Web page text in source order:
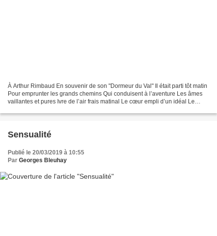
À Arthur Rimbaud En souvenir de son "Dormeur du Val" Il était parti tôt matin
Pour emprunter les grands chemins Qui conduisent à l’aventure Les âmes
vaillantes et pures Ivre de l’air frais matinal Le cœur empli d’un idéal Le
Sensualité
Publié le 20/03/2019 à 10:55
Par Georges Bleuhay